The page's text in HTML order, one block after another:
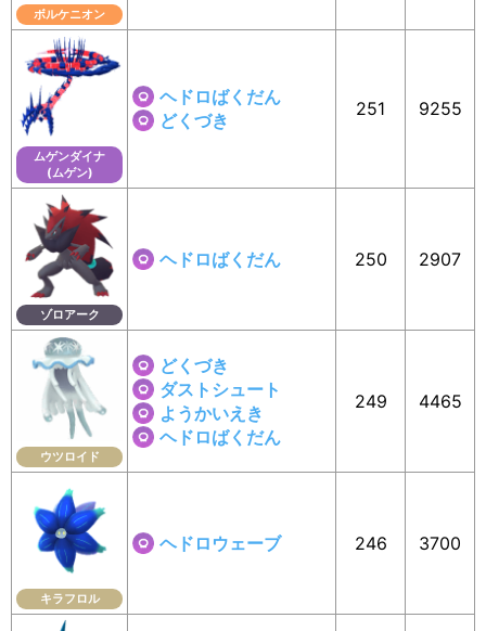
ボルケニオン
ムゲンダイナ
(ムゲン)
ヘドロばくだん
どくづき
251 9255
ゾロアーク
ヘドロばくだん 250 2907
ウツロイド
どくづき
ダストシュート
ようかいえき
ヘドロばくだん
249 4465
キラフロル
ヘドロウェーブ 246 3700